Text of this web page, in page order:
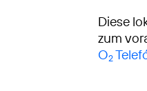
Diese
zum
O2